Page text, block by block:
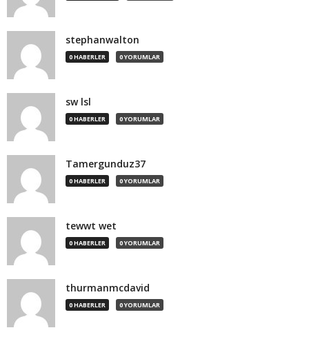
stephanwalton
0 HABERLER 0 YORUMLAR
sw lsl
0 HABERLER 0 YORUMLAR
Tamergunduz37
0 HABERLER 0 YORUMLAR
tewwt wet
0 HABERLER 0 YORUMLAR
thurmanmcdavid
0 HABERLER 0 YORUMLAR